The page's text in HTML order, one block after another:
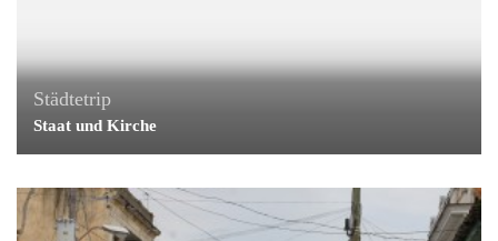
Städtetrip
Staat und Kirche